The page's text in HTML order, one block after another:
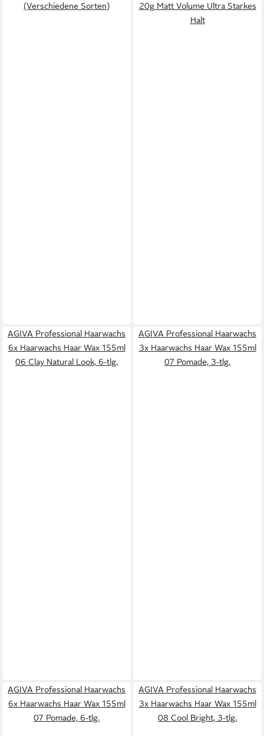
(Verschiedene Sorten)
20g Matt Volume Ultra Starkes
Halt
AGIVA Professional Haarwachs
6x Haarwachs Haar Wax 155ml
06 Clay Natural Look, 6-tlg.
AGIVA Professional Haarwachs
3x Haarwachs Haar Wax 155ml
07 Pomade, 3-tlg.
AGIVA Professional Haarwachs
6x Haarwachs Haar Wax 155ml
07 Pomade, 6-tlg.
AGIVA Professional Haarwachs
3x Haarwachs Haar Wax 155ml
08 Cool Bright, 3-tlg.